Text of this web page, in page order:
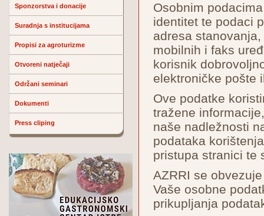
Sponzorstva i donacije
Suradnja s institucijama
Propisi za agroturizme
Otvoreni natječaji
Održani seminari
Dokumenti
Press cliping
Osobnim
identitet te podaci
adresa
mobilnih i faks
korisnik
elektroničke pošte
Ove podatke
tražene
naše nadležnosti
podataka
pristupa stranici te
AZRRI se
Vaše osobne
prikupljanja